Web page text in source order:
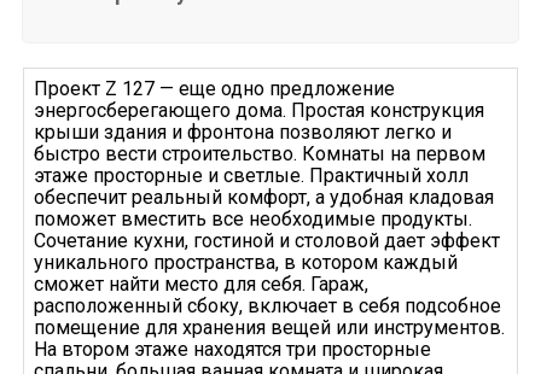
Проект Z 127 — еще одно предложение
энергосберегающего дома. Простая конструкция
крыши здания и фронтона позволяют легко и
быстро вести строительство. Комнаты на первом
этаже просторные и светлые. Практичный холл
обеспечит реальный комфорт, а удобная кладовая
поможет вместить все необходимые продукты.
Сочетание кухни, гостиной и столовой дает эффект
уникального пространства, в котором каждый
сможет найти место для себя. Гараж,
расположенный сбоку, включает в себя подсобное
помещение для хранения вещей или инструментов.
На втором этаже находятся три просторные